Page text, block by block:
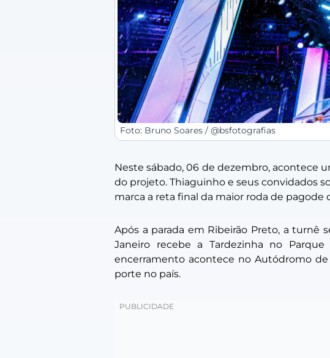
Foto: Bruno Soares / @bsfotografias
Neste sábado, 06 de dezembro, acontece
do projeto. Thiaguinho e seus convidados
marca a reta final da maior roda de pagode
Após a parada em Ribeirão Preto, a turnê
Janeiro recebe a Tardezinha no
encerramento acontece no Autódromo
porte no país.